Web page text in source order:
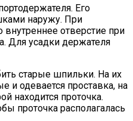
Его
наружу. При
внутреннее отверстие при
Для усадки держателя
старые шпильки. На их
и одевается проставка, на
находится проточка.
проточка располагалась